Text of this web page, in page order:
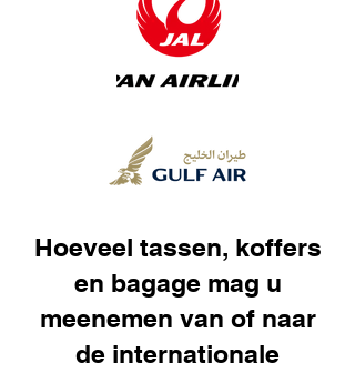
Hoeveel tassen, koffers
en bagage mag u
meenemen van of naar
de internationale